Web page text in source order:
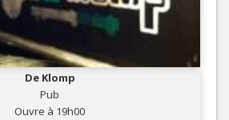
De Klomp
Pub
Ouvre à 19h00